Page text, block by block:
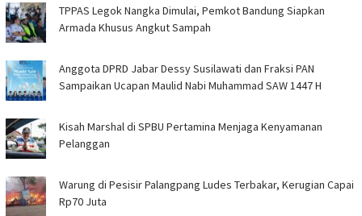
TPPAS Legok Nangka Dimulai, Pemkot Bandung Siapkan
Armada Khusus Angkut Sampah
Anggota DPRD Jabar Dessy Susilawati dan Fraksi PAN
Sampaikan Ucapan Maulid Nabi Muhammad SAW 1447 H
Kisah Marshal di SPBU Pertamina Menjaga Kenyamanan
Pelanggan
Warung di Pesisir Palangpang Ludes Terbakar, Kerugian Capai
Rp70 Juta